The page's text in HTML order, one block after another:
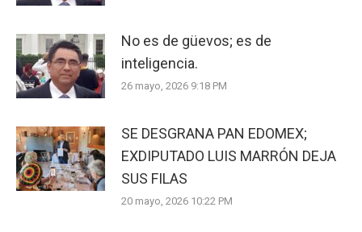
No es de güevos; es de
inteligencia.
26 mayo, 2026 9:18 PM
SE DESGRANA PAN EDOMEX;
EXDIPUTADO LUIS MARRÓN DEJA
SUS FILAS
20 mayo, 2026 10:22 PM